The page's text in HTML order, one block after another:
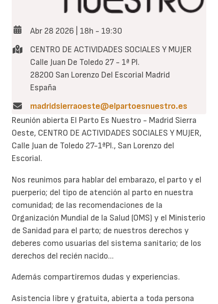
Reunión abierta El Parto Es Nuestro - Madrid Sierra
Oeste, CENTRO DE ACTIVIDADES SOCIALES Y MUJER,
Calle Juan de Toledo 27-1ªPl., San Lorenzo del
Escorial.
Nos reunimos para hablar del embarazo, el parto y el
puerperio; del tipo de atención al parto en nuestra
comunidad; de las recomendaciones de la
Organización Mundial de la Salud (OMS) y el Ministerio
de Sanidad para el parto; de nuestros derechos y
deberes como usuarias del sistema sanitario; de los
derechos del recién nacido...
Además compartiremos dudas y experiencias.
Asistencia libre y gratuita, abierta a toda persona
Abr 28 2026 | 18h - 19:30
CENTRO DE ACTIVIDADES SOCIALES Y MUJER
Calle Juan De Toledo 27 - 1ª Pl.
28200 San Lorenzo Del Escorial Madrid
España
madridsierraoeste@elpartoesnuestro.es